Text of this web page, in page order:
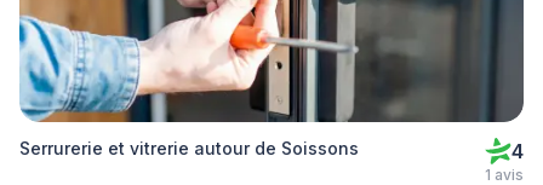
Serrurerie et vitrerie autour de Soissons 4
1 avis